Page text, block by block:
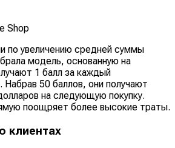
Shop
по увеличению средней суммы
модель, основанную на
1 балл за каждый
Набрав 50 баллов, они получают
на следующую покупку.
поощряет более высокие траты.
клиентах